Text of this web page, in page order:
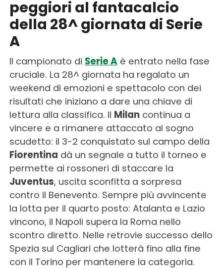
peggiori al fantacalcio
della 28^ giornata di Serie
A
Il campionato di Serie Aè entrato nella fase
cruciale. La 28^ giornata ha regalato un
weekend di emozioni e spettacolo con dei
risultati che iniziano a dare una chiave di
lettura alla classifica. Il Milancontinua a
vincere e a rimanere attaccato al sogno
scudetto: il 3-2 conquistato sul campo della
Fiorentina dà un segnale a tutto il torneo e
permette ai rossoneri di staccare la
Juventus, uscita sconfitta a sorpresa
contro il Benevento. Sempre più avvincente
la lotta per il quarto posto: Atalanta e Lazio
vincono, il Napoli supera la Roma nello
scontro diretto. Nelle retrovie successo dello
Spezia sul Cagliari che lotterà fino alla fine
con il Torino per mantenere la categoria.